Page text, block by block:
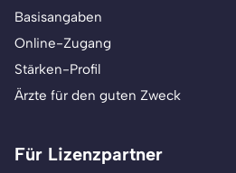
Basisangaben
Online-Zugang
Stärken-Profil
Ärzte für den guten Zweck
Für Lizenzpartner